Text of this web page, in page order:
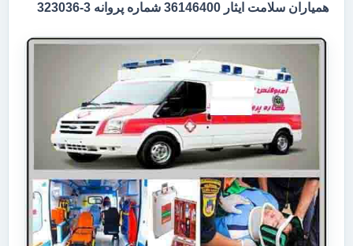
همیاران سلامت ایثار 36146400 شماره پروانه 3-323036